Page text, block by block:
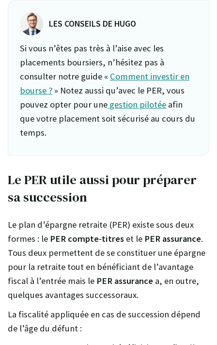
LES CONSEILS DE HUGO
Si vous n’êtes pas très à l’aise avec les
placements boursiers, n’hésitez pas à
consulter notre guide « Comment investir en
bourse ? » Notez aussi qu’avec le PER, vous
pouvez opter pour une gestion pilotée afin
que votre placement soit sécurisé au cours du
temps.
Le PER utile aussi pour préparer
sa succession
Le plan d’épargne retraite (PER) existe sous deux
formes : le PER compte-titres et le PER assurance.
Tous deux permettent de se constituer une épargne
pour la retraite tout en bénéficiant de l’avantage
fiscal à l’entrée mais le PER assurance a, en outre,
quelques avantages successoraux.
La fiscalité appliquée en cas de succession dépend
de l’âge du défunt :